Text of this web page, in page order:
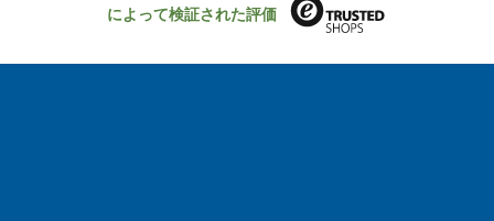
によって検証された評価